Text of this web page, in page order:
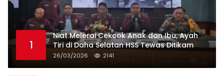
1
Niat Melerai Cekcok Anak dan Ibu, Ayah
Tiri di Daha Selatan HSS Tewas Ditikam
26/03/2026 2141